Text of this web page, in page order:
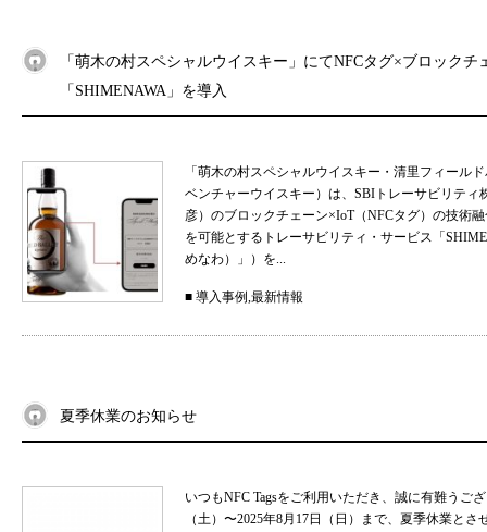
「萌木の村スペシャルウイスキー」にてNFCタグ×ブロックチ
「SHIMENAWA」を導入
「萌木の村スペシャルウイスキー・清里フィール
ベンチャーウイスキー）は、SBIトレーサビリテ
彦）のブロックチェーン×IoT（NFCタグ）の技術
を可能とするトレーサビリティ・サービス「
めなわ）」）を...
■ 導入事例,最新情報
夏季休業のお知らせ
いつもNFC Tagsをご利用いただき、誠に有難う
（土）〜2025年8月17日（日）まで、夏季休業と